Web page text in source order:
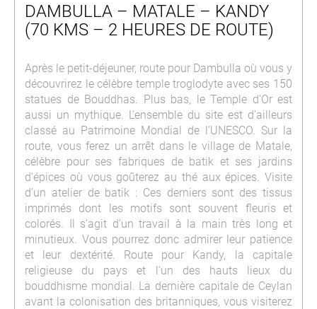
DAMBULLA – MATALE – KANDY
(70 KMS – 2 HEURES DE ROUTE)
Après le petit-déjeuner, route pour Dambulla où vous y
découvrirez le célèbre temple troglodyte avec ses 150
statues de Bouddhas. Plus bas, le Temple d’Or est
aussi un mythique. L’ensemble du site est d’ailleurs
classé au Patrimoine Mondial de l’UNESCO. Sur la
route, vous ferez un arrêt dans le village de Matale,
célèbre pour ses fabriques de batik et ses jardins
d‘épices où vous goûterez au thé aux épices. Visite
d’un atelier de batik : Ces derniers sont des tissus
imprimés dont les motifs sont souvent fleuris et
colorés. Il s’agit d’un travail à la main très long et
minutieux. Vous pourrez donc admirer leur patience
et leur dextérité. Route pour Kandy, la capitale
religieuse du pays et l’un des hauts lieux du
bouddhisme mondial. La dernière capitale de Ceylan
avant la colonisation des britanniques, vous visiterez